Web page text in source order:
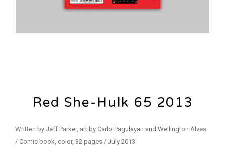
Red She-Hulk 65 2013
Written by Jeff Parker, art by Carlo Pagulayan and Wellington Alves
/ Comic book, color, 32 pages / July 2013